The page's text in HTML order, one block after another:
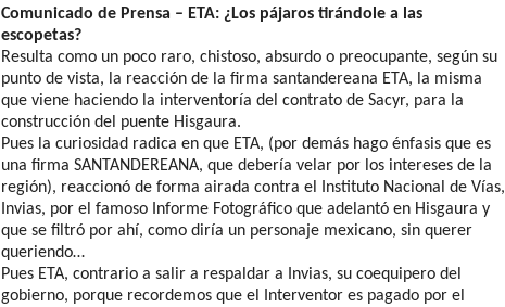
Comunicado de Prensa – ETA: ¿Los pájaros tirándole a las
escopetas?
Resulta como un poco raro, chistoso, absurdo o preocupante, según su
punto de vista, la reacción de la firma santandereana ETA, la misma
que viene haciendo la interventoría del contrato de Sacyr, para la
construcción del puente Hisgaura.
Pues la curiosidad radica en que ETA, (por demás hago énfasis que es
una firma SANTANDEREANA, que debería velar por los intereses de la
región), reaccionó de forma airada contra el Instituto Nacional de Vías,
Invias, por el famoso Informe Fotográfico que adelantó en Hisgaura y
que se filtró por ahí, como diría un personaje mexicano, sin querer
queriendo…
Pues ETA, contrario a salir a respaldar a Invias, su coequipero del
gobierno, porque recordemos que el Interventor es pagado por el